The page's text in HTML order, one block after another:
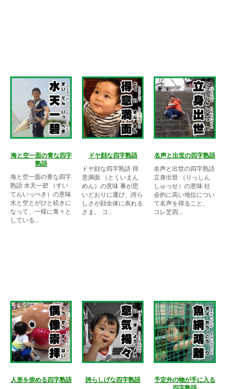
海と空一面の青な四字
熟語
海と空一面の青な四字
熟語 水天一碧 （すい
てんいっぺき）の意味
水と空とがひと続きに
なって、一様に青々と
している...
ドヤ顔な四字熟語
ドヤ顔な四字熟語 得
意満面 （とくいまん
めん）の意味 事が思
いどおりに運び、誇ら
しさが顔全体に表れる
さま。 コ...
名声と出世の四字熟語
名声と出世の四字熟語
立身出世 （りっしん
しゅっせ）の意味 社
会的に高い地位につい
て名声を得ること。
コレ芝四...
人形を崇める四字熟語
誇らしげな四字熟語
予定外の物が手に入る